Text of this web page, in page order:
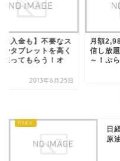
日入金も】不要なス
やタブレットを高く
取ってもらう！オ
2013年6月25日
月額
信し放
～！ぷ
日
原